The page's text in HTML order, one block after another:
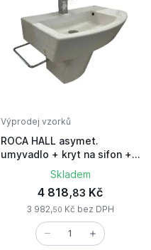
Výprodej vzorků
ROCA HALL asymet.
umyvadlo + kryt na sifon +
drzak na rucnik
Skladem
4 818,83 Kč
3 982,50 Kč bez DPH